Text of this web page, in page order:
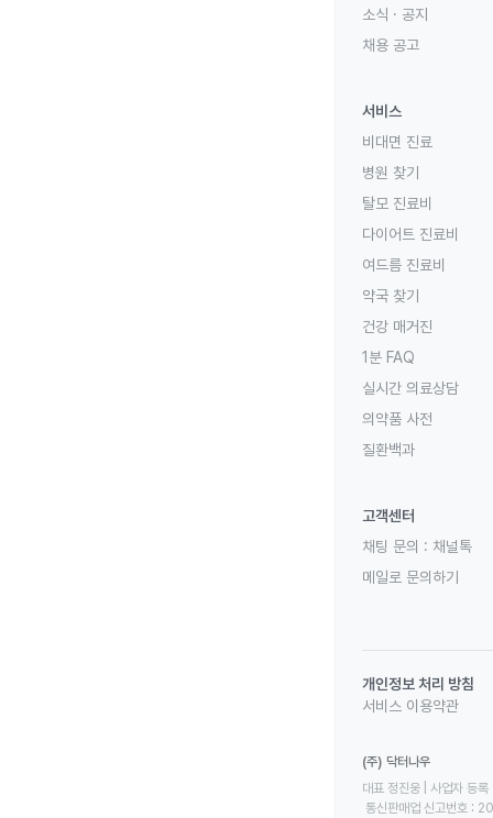
소식 · 공지
채용 공고
서비스
비대면 진료
병원 찾기
탈모 진료비
다이어트 진료비
여드름 진료비
약국 찾기
건강 매거진
1분 FAQ
실시간 의료상담
의약품 사전
질환백과
고객센터
채팅 문의 : 채널톡
메일로 문의하기
개인정보 처리 방침
서비스 이용약관
(주) 닥터나우
대표 정진웅 | 사업자
통신판매업 신고번호